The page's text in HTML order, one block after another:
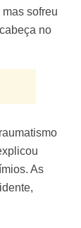
sofreu
no
As